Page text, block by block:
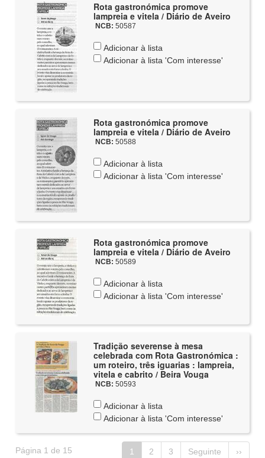
Rota gastronómica promove
lampreia e vitela / Diário de Aveiro
NCB: 50587
Adicionar à lista
Adicionar à lista 'Com interesse'
Rota gastronómica promove
lampreia e vitela / Diário de Aveiro
NCB: 50588
Adicionar à lista
Adicionar à lista 'Com interesse'
Rota gastronómica promove
lampreia e vitela / Diário de Aveiro
NCB: 50589
Adicionar à lista
Adicionar à lista 'Com interesse'
Tradição severense à mesa
celebrada com Rota Gastronómica :
um roteiro, três iguarias : lampreia,
vitela e cabrito / Beira Vouga
NCB: 50593
Adicionar à lista
Adicionar à lista 'Com interesse'
Página 1 de 15 1 2 3 Seguinte ››